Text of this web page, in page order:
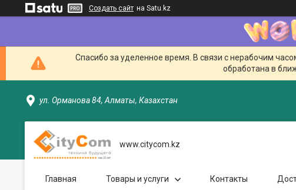
Создать сайт на Satu.kz
Спасибо за уделенное время. В связи с нерабочим
обработана в
ул. Орманова 84, Алматы, Казахстан
www.citycom.kz
Главная Товары и услуги Контакты